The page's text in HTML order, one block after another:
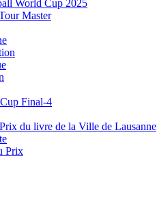
World Cup 2025
Master
Final-4
du livre de la Ville de Lausanne
Prix